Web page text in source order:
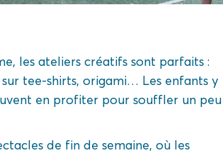
les ateliers créatifs sont parfaits :
tee-shirts, origami… Les enfants y
en profiter pour souffler un peu
de fin de semaine, où les